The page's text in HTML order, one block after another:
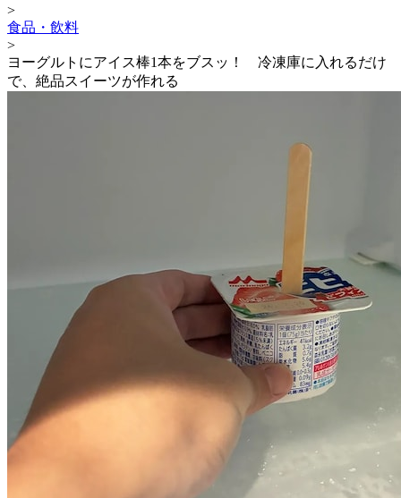
>
食品・飲料
>
ヨーグルトにアイス棒1本をブスッ！ 冷凍庫に入れるだけ
で、絶品スイーツが作れる